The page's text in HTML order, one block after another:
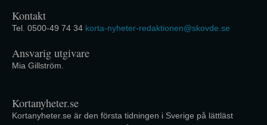
Kontakt
Tel. 0500-49 74 34 korta-nyheter-redaktionen@skovde.se
Ansvarig utgivare
Mia Gillström.
Kortanyheter.se
Kortanyheter.se är den första tidningen i Sverige på lättläst